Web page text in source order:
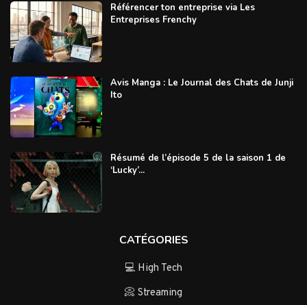
Référencer ton entreprise via Les
Entreprises Frenchy
Avis Manga : Le Journal des Chats de Junji
Ito
Résumé de l’épisode 5 de la saison 1 de
‘Lucky’...
CATÉGORIES
💻 High Tech
📀 Streaming